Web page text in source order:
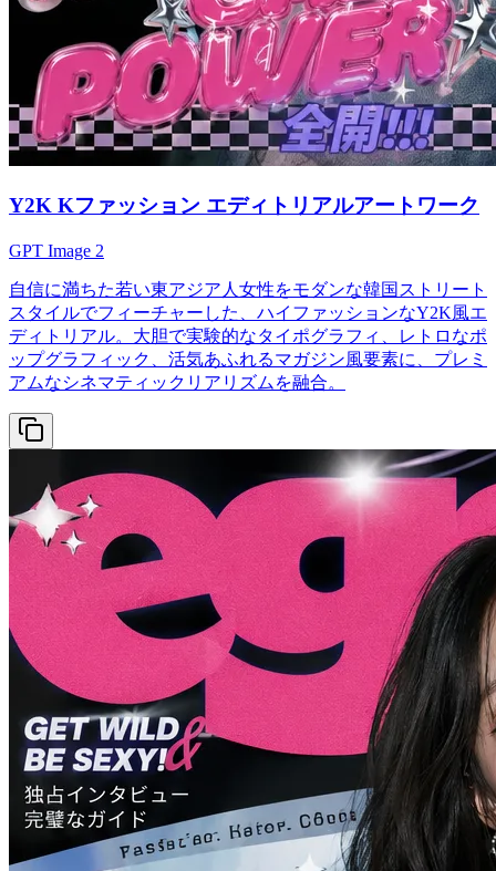
Y2K Kファッション エディトリアルアートワーク
GPT Image 2
自信に満ちた若い東アジア人女性をモダンな韓国ストリート
スタイルでフィーチャーした、ハイファッションなY2K風エ
ディトリアル。大胆で実験的なタイポグラフィ、レトロなポ
ップグラフィック、活気あふれるマガジン風要素に、プレミ
アムなシネマティックリアリズムを融合。